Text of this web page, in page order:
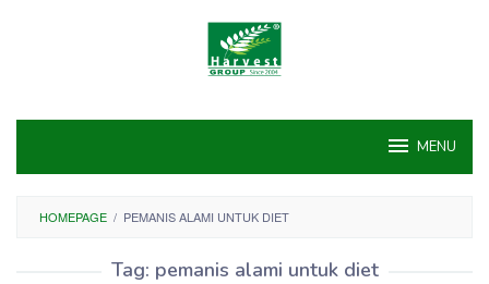
MENU
HOMEPAGE / PEMANIS ALAMI UNTUK DIET
Tag: pemanis alami untuk diet